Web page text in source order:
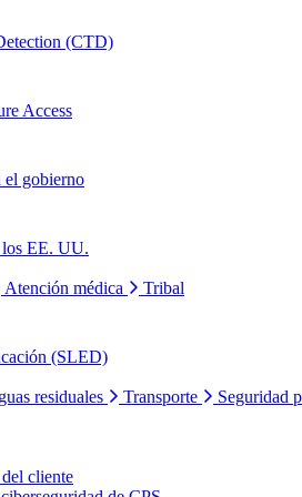
(CTD)
Access
el gobierno
EE. UU.
Atención médica Tribal
(SLED)
residuales Transporte Seguridad
cliente